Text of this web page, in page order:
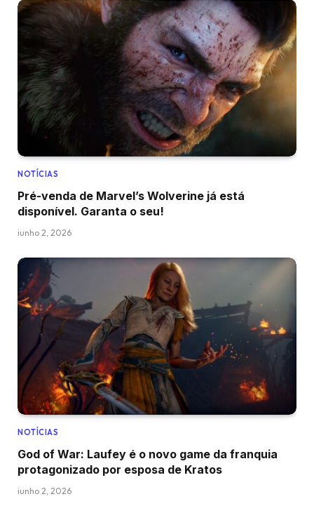
NOTÍCIAS
Pré-venda de Marvel’s Wolverine já está
disponível. Garanta o seu!
junho 2, 2026
NOTÍCIAS
God of War: Laufey é o novo game da franquia
protagonizado por esposa de Kratos
junho 2, 2026